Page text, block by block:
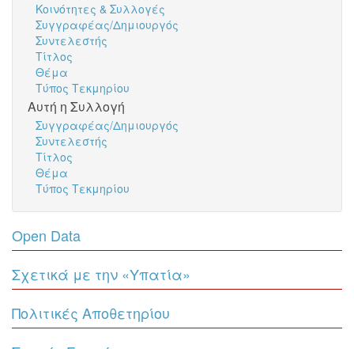
Κοινότητες & Συλλογές
Συγγραφέας/Δημιουργός
Συντελεστής
Τίτλος
Θέμα
Τύπος Τεκμηρίου
Αυτή η Συλλογή
Συγγραφέας/Δημιουργός
Συντελεστής
Τίτλος
Θέμα
Τύπος Τεκμηρίου
Open Data
Σχετικά με την «Υπατία»
Πολιτικές Αποθετηρίου